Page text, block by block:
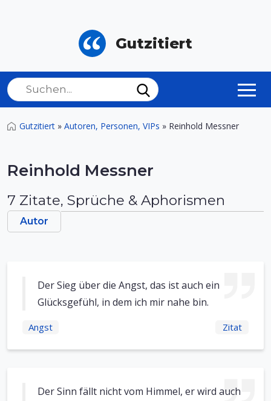
Gutzitiert
Gutzitiert » Autoren, Personen, VIPs » Reinhold Messner
Reinhold Messner
7 Zitate, Sprüche & Aphorismen
Autor
Der Sieg über die Angst, das ist auch ein
Glücksgefühl, in dem ich mir nahe bin.
Angst Zitat
Der Sinn fällt nicht vom Himmel, er wird auch